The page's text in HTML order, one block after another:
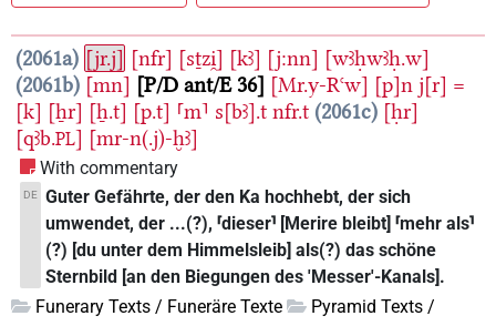
2061a [jr.j] [nfr] [sṯzi̯] [kꜣ] [j:nn] [wꜣḥwꜣḥ.w]
2061b [mn] P/D ant/E 36 [Mr.y-Rꜥw] [p]n j[r] =
[k] [ẖr] [ẖ.t] [p.t] ⸢m⸣ s[bꜣ].t nfr.t 2061c [ḥr]
[qꜣb.PL] [mr-n(.j)-ḫꜣ]
With commentary
DE Guter Gefährte, der den Ka hochhebt, der sich
umwendet, der ...(?), ⸢dieser⸣ [Merire bleibt] ⸢mehr als⸣
(?) [du unter dem Himmelsleib] als(?) das schöne
Sternbild [an den Biegungen des 'Messer'-Kanals].
Funerary Texts / Funeräre Texte
Pyramid Texts /